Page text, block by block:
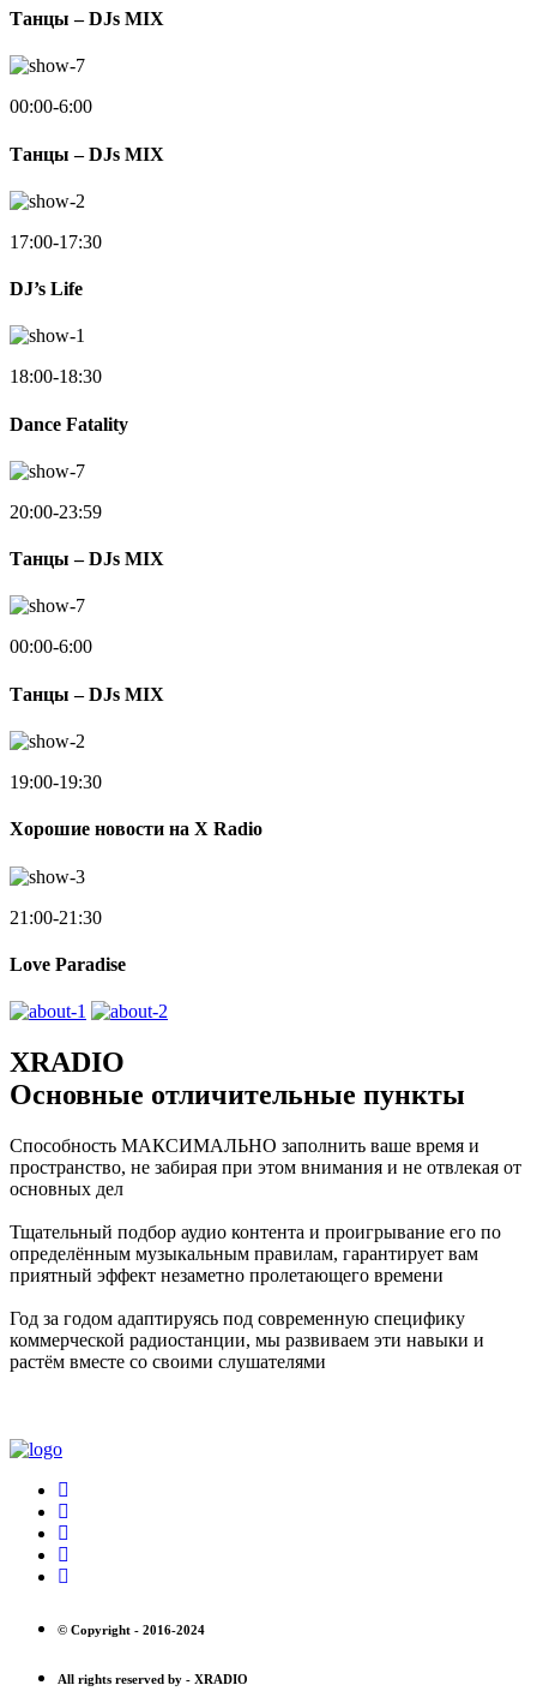
Танцы – DJs MIX
00:00-6:00
Танцы – DJs MIX
17:00-17:30
DJ’s Life
18:00-18:30
Dance Fatality
20:00-23:59
Танцы – DJs MIX
00:00-6:00
Танцы – DJs MIX
19:00-19:30
Хорошие новости на X Radio
21:00-21:30
Love Paradise
XRADIO
Основные отличительные пункты
Способность МАКСИМАЛЬНО заполнить ваше время и
пространство, не забирая при этом внимания и не отвлекая от
основных дел
Тщательный подбор аудио контента и проигрывание его по
определённым музыкальным правилам, гарантирует вам
приятный эффект незаметно пролетающего времени
Год за годом адаптируясь под современную специфику
коммерческой радиостанции, мы развиваем эти навыки и
растём вместе со своими слушателями
© Copyright - 2016-2024
All rights reserved by - XRADIO